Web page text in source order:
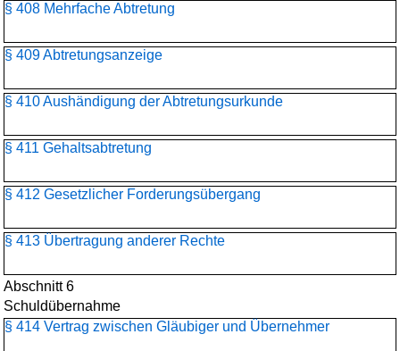
§ 408 Mehrfache Abtretung
§ 409 Abtretungsanzeige
§ 410 Aushändigung der Abtretungsurkunde
§ 411 Gehaltsabtretung
§ 412 Gesetzlicher Forderungsübergang
§ 413 Übertragung anderer Rechte
Abschnitt 6
Schuldübernahme
§ 414 Vertrag zwischen Gläubiger und Übernehmer